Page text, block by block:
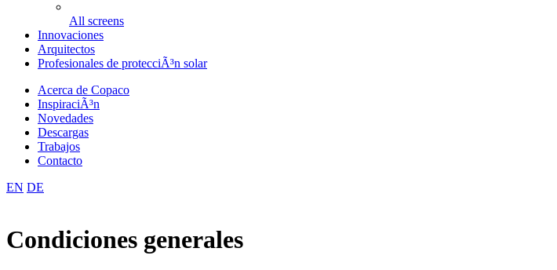
All screens
Innovaciones
Arquitectos
Profesionales de protecciÃ³n solar
Acerca de Copaco
InspiraciÃ³n
Novedades
Descargas
Trabajos
Contacto
EN DE
Condiciones generales